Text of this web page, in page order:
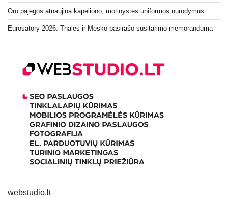
Oro pajėgos atnaujina kapeliono, motinystės uniformos nurodymus
Eurosatory 2026: Thales ir Mesko pasirašo susitarimo memorandumą
webstudio.lt